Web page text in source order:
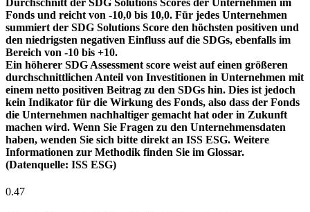
Durchschnitt der SDG Solutions Scores der Unternehmen im
Fonds und reicht von -10,0 bis 10,0. Für jedes Unternehmen
summiert der SDG Solutions Score den höchsten positiven und
den niedrigsten negativen Einfluss auf die SDGs, ebenfalls im
Bereich von -10 bis +10.
Ein höherer SDG Assessment score weist auf einen größeren
durchschnittlichen Anteil von Investitionen in Unternehmen mit
einem netto positiven Beitrag zu den SDGs hin. Dies ist jedoch
kein Indikator für die Wirkung des Fonds, also dass der Fonds
die Unternehmen nachhaltiger gemacht hat oder in Zukunft
machen wird. Wenn Sie Fragen zu den Unternehmensdaten
haben, wenden Sie sich bitte direkt an ISS ESG. Weitere
Informationen zur Methodik finden Sie im Glossar.
(Datenquelle: ISS ESG)
0.47